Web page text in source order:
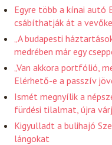
Egyre több a kínai autó
csábíthatják át a
„A budapesti
medrében már egy
„Van akkora portfólió,
Elérhető-e a passzív
Ismét megnyílik a
fürdési tilalmat, újra
Kigyulladt a bulihajó
lángokat